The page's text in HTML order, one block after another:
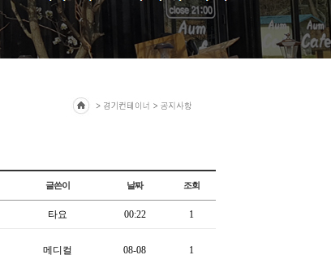
글쓴이 날짜 조회
타요 00:22 1
메디컬 08-08 1